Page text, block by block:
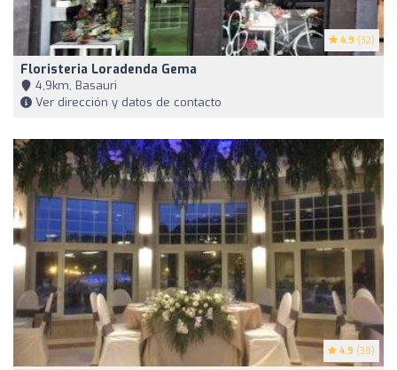
4.9 (32)
Floristeria Loradenda Gema
4,9km, Basauri
Ver dirección y datos de contacto
4.9 (38)